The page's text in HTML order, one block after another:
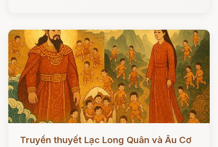
Đọc ngay
Truyền thuyết Lạc Long Quân và Âu Cơ